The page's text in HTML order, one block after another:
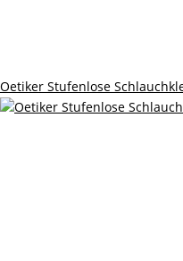
Oetiker Stufenlose